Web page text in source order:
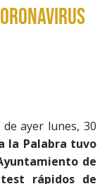
ayer lunes, 30
la Palabra tuvo
de
rápidos de